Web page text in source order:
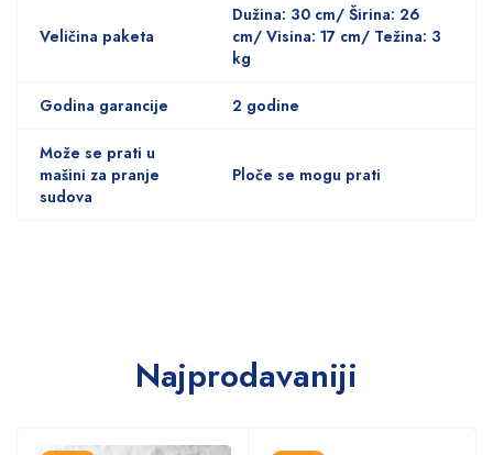
Veličina paketa
Dužina: 30 cm/ Širina: 26
cm/ Visina: 17 cm/ Težina: 3
kg
Godina garancije 2 godine
Može se prati u
mašini za pranje
sudova
Ploče se mogu prati
Najprodavaniji